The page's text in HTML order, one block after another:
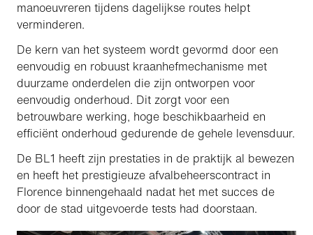
manoeuvreren tijdens dagelijkse routes helpt
verminderen.
De kern van het systeem wordt gevormd door een
eenvoudig en robuust kraanhefmechanisme met
duurzame onderdelen die zijn ontworpen voor
eenvoudig onderhoud. Dit zorgt voor een
betrouwbare werking, hoge beschikbaarheid en
efficiënt onderhoud gedurende de gehele levensduur.
De BL1 heeft zijn prestaties in de praktijk al bewezen
en heeft het prestigieuze afvalbeheerscontract in
Florence binnengehaald nadat het met succes de
door de stad uitgevoerde tests had doorstaan.